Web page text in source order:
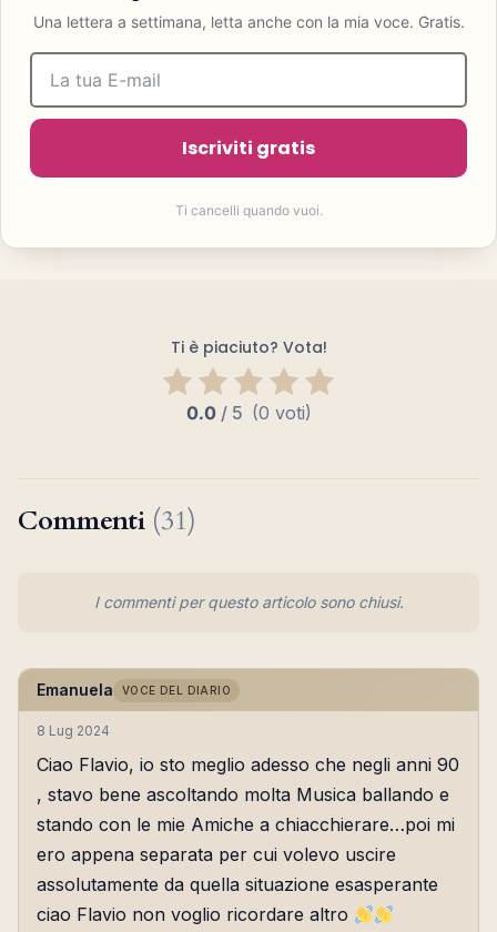
Una lettera a settimana, letta anche con la mia voce. Gratis.
Iscriviti gratis
Ti cancelli quando vuoi.
Ti è piaciuto? Vota!
0.0 / 5 (0 voti)
Commenti (31)
I commenti per questo articolo sono chiusi.
Emanuela VOCE DEL DIARIO
8 Lug 2024
Ciao Flavio, io sto meglio adesso che negli anni 90
, stavo bene ascoltando molta Musica ballando e
stando con le mie Amiche a chiacchierare…poi mi
ero appena separata per cui volevo uscire
assolutamente da quella situazione esasperante
ciao Flavio non voglio ricordare altro